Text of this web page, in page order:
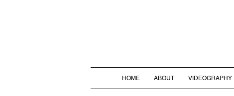
HOME ABOUT VIDEOGRAPHY